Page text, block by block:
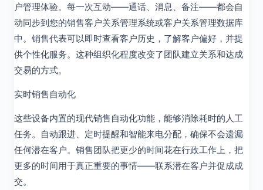
户管理体验。每一次互动——通话、消息、备注——都会自
动同步到您的销售客户关系管理系统或客户关系管理数据库
中。销售代表可以即时查看客户历史，了解客户偏好，并提
供个性化服务。这种组织化程度改变了团队建立关系和达成
交易的方式。
实时销售自动化
这些设备内置的现代销售自动化功能，能够消除耗时的人工
任务。自动跟进、定时提醒和智能来电分配，确保不会遗漏
任何潜在客户。销售团队把更少的时间花在行政工作上，把
更多的时间用于真正重要的事情——联系潜在客户并促成成
交。